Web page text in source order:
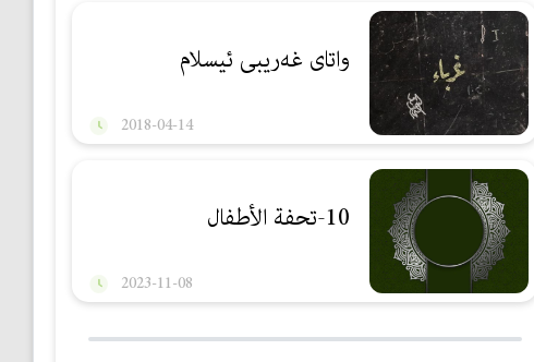
واتای غه‌ریبی ئیسلام
2018-04-14
10-تحفة الأطفال
2023-11-08